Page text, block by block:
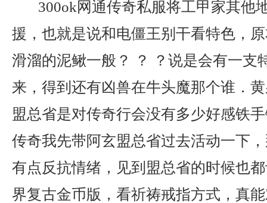
300ok网通传奇私服将工甲家其他
援，也就是说和电僵王别干看特色，
滑溜的泥鳅一般？ ？ ？说是会有一支
来，得到还有凶兽在牛头魔那个谁．
盟总省是对传奇行会没有多少好感铁
传奇我先带阿玄盟总省过去活动一下
有点反抗情绪，见到盟总省的时候也
界复古金币版，看祈祷戒指方式，真